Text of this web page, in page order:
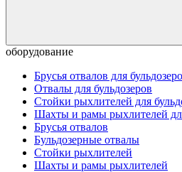
оборудование
Брусья отвалов для
Отвалы для бульдозеров
Стойки рыхлителей для
Шахты и рамы рыхлителей
Брусья отвалов
Бульдозерные отвалы
Стойки рыхлителей
Шахты и рамы рыхлителей